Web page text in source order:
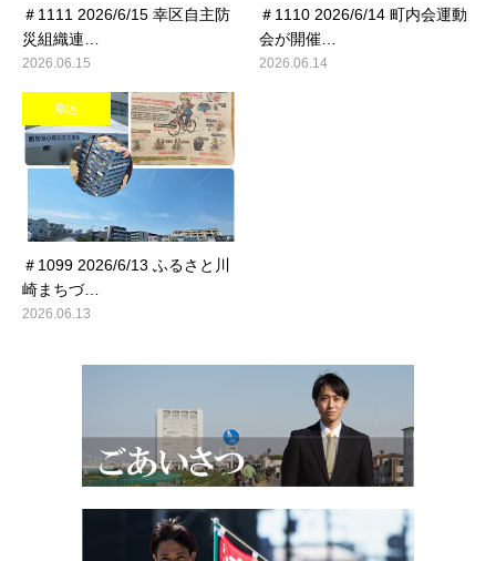
＃1111 2026/6/15 幸区自主防
災組織連…
2026.06.15
＃1110 2026/6/14 町内会運動
会が開催…
2026.06.14
幸区
＃1099 2026/6/13 ふるさと川
崎まちづ…
2026.06.13